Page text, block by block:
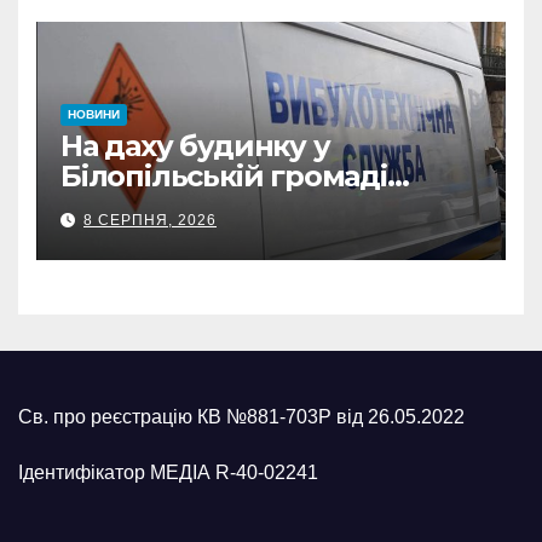
НОВИНИ
На даху будинку у
Білопільській громаді
знайшли 120-мм міну
8 СЕРПНЯ, 2026
Св. про реєстрацію КВ №881-703Р від 26.05.2022
Ідентифікатор МЕДІА R-40-02241